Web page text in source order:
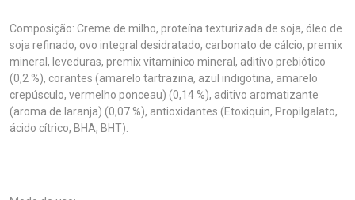
Composição: Creme de milho, proteína texturizada de soja, óleo de
soja refinado, ovo integral desidratado, carbonato de cálcio, premix
mineral, leveduras, premix vitamínico mineral, aditivo prebiótico
(0,2 %), corantes (amarelo tartrazina, azul indigotina, amarelo
crepúsculo, vermelho ponceau) (0,14 %), aditivo aromatizante
(aroma de laranja) (0,07 %), antioxidantes (Etoxiquin, Propilgalato,
ácido cítrico, BHA, BHT).